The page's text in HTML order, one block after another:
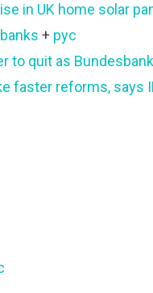
in UK home solar
+ рус
to quit as
faster reforms, says